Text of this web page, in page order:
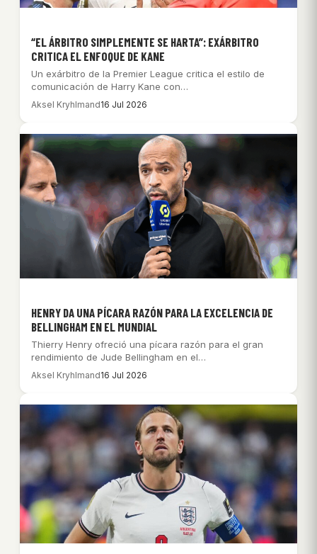
“EL ÁRBITRO SIMPLEMENTE SE HARTA”: EXÁRBITRO
CRITICA EL ENFOQUE DE KANE
Un exárbitro de la Premier League critica el estilo de
comunicación de Harry Kane con…
Aksel Kryhlmand16 Jul 2026
HENRY DA UNA PÍCARA RAZÓN PARA LA EXCELENCIA DE
BELLINGHAM EN EL MUNDIAL
Thierry Henry ofreció una pícara razón para el gran
rendimiento de Jude Bellingham en el…
Aksel Kryhlmand16 Jul 2026